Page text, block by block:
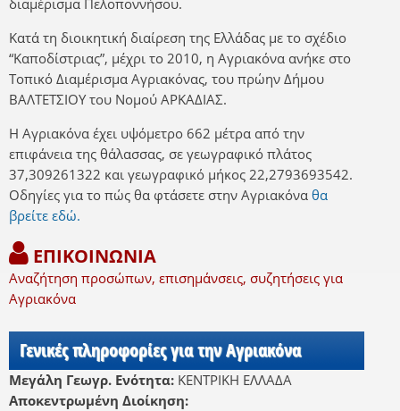
διαμέρισμα Πελοποννήσου.
Κατά τη διοικητική διαίρεση της Ελλάδας με το σχέδιο
“Καποδίστριας”, μέχρι το 2010, η Αγριακόνα ανήκε στο
Τοπικό Διαμέρισμα Αγριακόνας, του πρώην Δήμου
ΒΑΛΤΕΤΣΙΟΥ του Νομού ΑΡΚΑΔΙΑΣ.
Η Αγριακόνα έχει υψόμετρο 662 μέτρα από την
επιφάνεια της θάλασσας, σε γεωγραφικό πλάτος
37,309261322 και γεωγραφικό μήκος 22,2793693542.
Οδηγίες για το πώς θα φτάσετε στην Αγριακόνα θα
βρείτε εδώ.
ΕΠΙΚΟΙΝΩΝΙΑ
Αναζήτηση προσώπων, επισημάνσεις, συζητήσεις για
Αγριακόνα
Γενικές πληροφορίες για την Αγριακόνα
Μεγάλη Γεωγρ. Ενότητα: ΚΕΝΤΡΙΚΗ ΕΛΛΑΔΑ
Αποκεντρωμένη Διοίκηση: